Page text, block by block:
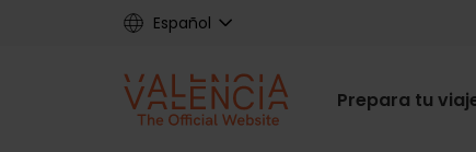
Español
Main
Prepara tu